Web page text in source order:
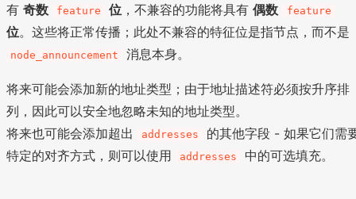
有 奇数 feature 位 ，不兼容的功能将具有偶数 feature
位。这些将正常传播；此处不兼容的特征位是指节点，而不是
node_announcement 消息本身。
将来可能会添加新的地址类型；由于地址描述符必须按升序排
列，因此可以安全地忽略未知的地址类型。
将来也可能会添加超出
addresses
的其他字段 - 如果它们需
特定的对齐方式，则可以使用
addresses 中的可选填充。